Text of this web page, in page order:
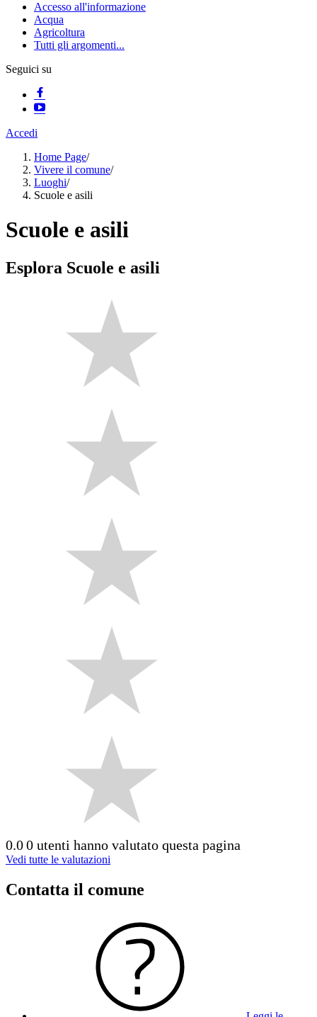
Accesso all'informazione
Acqua
Agricoltura
Tutti gli argomenti...
Seguici su
Accedi
Home Page/
Vivere il comune/
Luoghi/
Scuole e asili
Scuole e asili
Esplora Scuole e asili
0.00 utenti hanno valutato questa pagina
Vedi tutte le valutazioni
Contatta il comune